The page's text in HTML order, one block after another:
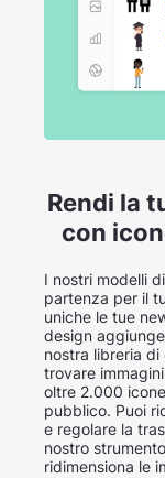
Rendi la
con
I nostri modelli
partenza per il
uniche le tue
design
nostra libreria
trovare
oltre 2.000
pubblico. Puoi
e regolare la
nostro
ridimensiona le